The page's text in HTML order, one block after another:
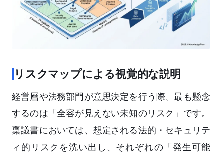
リスクマップによる視覚的な説明
経営層や法務部門が意思決定を行う際、最も懸念
するのは「全容が見えない未知のリスク」です。
稟議書においては、想定される法的・セキュリテ
ィ的リスクを洗い出し、それぞれの「発生可能